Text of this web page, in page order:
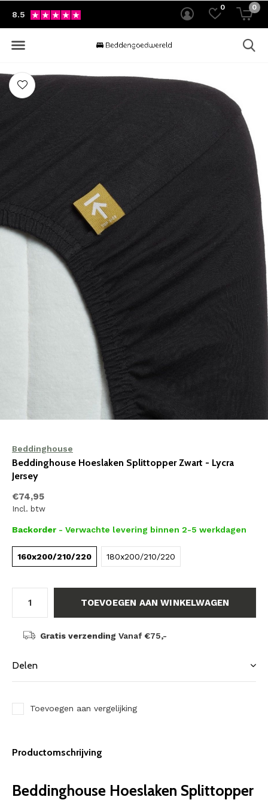
0 0
8.5
Beddinghouse
Beddinghouse Hoeslaken Splittopper Zwart - Lycra
Jersey
€74,95
Incl. btw
Backorder - Verwachte levering binnen 2-5 werkdagen
160x200/210/220 180x200/210/220
TOEVOEGEN AAN WINKELWAGEN
Gratis verzending Vanaf €75,-
Delen
Toevoegen aan vergelijking
Productomschrijving
Beddinghouse Hoeslaken Splittopper